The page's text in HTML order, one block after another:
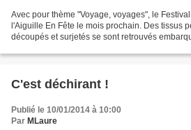
Avec pour thème "Voyage, voyages", le
l'Aiguille En Fête le mois prochain. Des tissus
découpés et surjetés se sont retrouvés
C'est déchirant !
Publié le 10/01/2014 à 10:00
Par MLaure